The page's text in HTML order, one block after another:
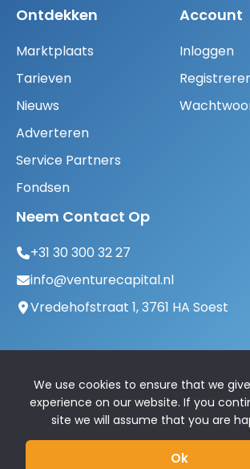
Ontdekken
Marktplaats
Tarieven
Nieuws
Adverteren
Service Partners
Fondsen
Account
Inloggen
Neem Contact Op
+31 30 300 32 27
info@venturecapital.nl
Vredehofstraat 1, 3761 HA Soest
© 2026 VentureCapital.nl | Alle
We use cookies to ensure that we
experience on our website. If you
site we will assume that you are
Ok